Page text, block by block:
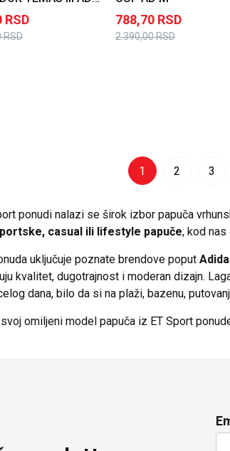
RSD
RSD
788,70 RSD
2.390,00RSD
1 2 3
ponudi nalazi se širok izbor papuča
casual ili lifestyle papuče, kod nas
uključuje poznate brendove poput
kvalitet, dugotrajnost i moderan dizajn.
dana, bilo da si na plaži, bazenu,
omiljeni model papuča iz ET Sport